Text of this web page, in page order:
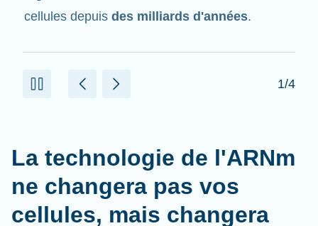
ne changera pas vos
cellules, mais changera
l'avenir de la médecine.